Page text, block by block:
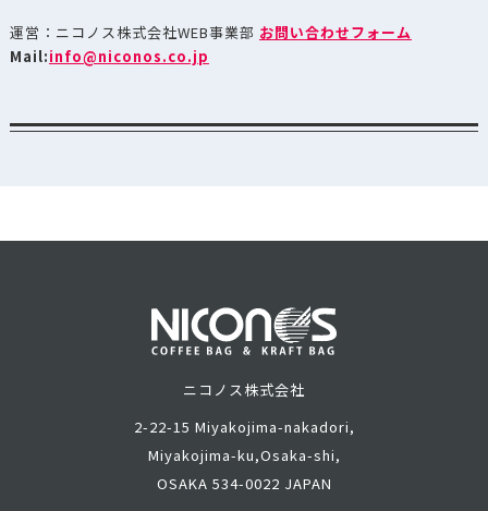
運営：ニコノス株式会社WEB事業部 お問い合わせフォーム
Mail:info@niconos.co.jp
ニコノス株式会社
2-22-15 Miyakojima-nakadori,
Miyakojima-ku,Osaka-shi,
OSAKA 534-0022 JAPAN